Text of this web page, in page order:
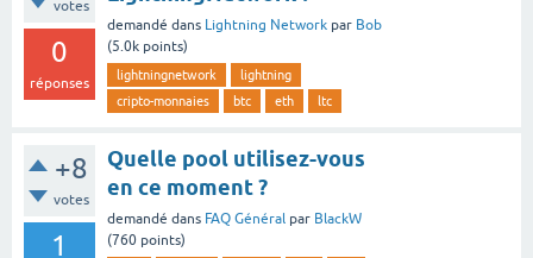
votes
0
réponses
demandé dans Lightning Network par Bob
(5.0k points)
lightningnetwork
lightning
cripto-monnaies
btc eth ltc
+8
votes
1
Quelle pool utilisez-vous
en ce moment ?
demandé dans FAQ Général par BlackW
(760 points)